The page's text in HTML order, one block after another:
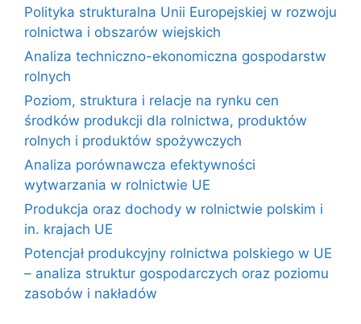
Polityka strukturalna Unii Europejskiej w rozwoju
rolnictwa i obszarów wiejskich
Analiza techniczno-ekonomiczna gospodarstw
rolnych
Poziom, struktura i relacje na rynku cen
środków produkcji dla rolnictwa, produktów
rolnych i produktów spożywczych
Analiza porównawcza efektywności
wytwarzania w rolnictwie UE
Produkcja oraz dochody w rolnictwie polskim i
in. krajach UE
Potencjał produkcyjny rolnictwa polskiego w UE
– analiza struktur gospodarczych oraz poziomu
zasobów i nakładów